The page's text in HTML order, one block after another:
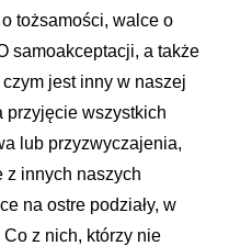
tożsamości, walce o
samoakceptacji, a także
jest inny w naszej
przyjęcie wszystkich
lub przyzwyczajenia,
z innych naszych
na ostre podziały, w
z nich, którzy nie